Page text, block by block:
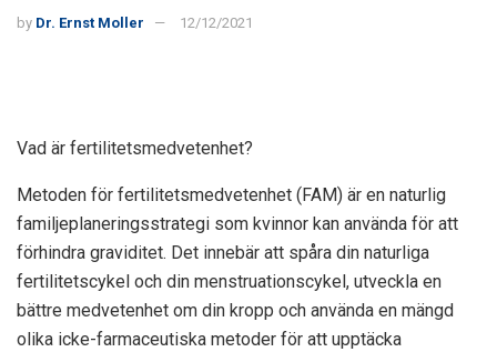
by Dr. Ernst Moller 12/12/2021
Vad är fertilitetsmedvetenhet?
Metoden för fertilitetsmedvetenhet (FAM) är en naturlig
familjeplaneringsstrategi som kvinnor kan använda för att
förhindra graviditet. Det innebär att spåra din naturliga
fertilitetscykel och din menstruationscykel, utveckla en
bättre medvetenhet om din kropp och använda en mängd
olika icke-farmaceutiska metoder för att upptäcka